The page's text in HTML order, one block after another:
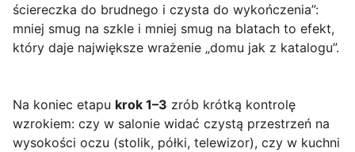
ściereczka do brudnego i czysta do wykończenia”:
mniej smug na szkle i mniej smug na blatach to efekt,
który daje największe wrażenie „domu jak z katalogu”.
Na koniec etapu krok 1–3 zrób krótką kontrolę
wzrokiem: czy w salonie widać czystą przestrzeń na
wysokości oczu (stolik, półki, telewizor), czy w kuchni